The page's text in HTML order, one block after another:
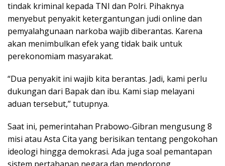
tindak kriminal kepada TNI dan Polri. Pihaknya
menyebut penyakit ketergantungan judi online dan
pemyalahgunaan narkoba wajib diberantas. Karena
akan menimbulkan efek yang tidak baik untuk
perekonomiam masyarakat.
“Dua penyakit ini wajib kita berantas. Jadi, kami perlu
dukungan dari Bapak dan ibu. Kami siap melayani
aduan tersebut,” tutupnya.
Saat ini, pemerintahan Prabowo-Gibran mengusung 8
misi atau Asta Cita yang berisikan tentang pengokohan
ideologi hingga demokrasi. Ada juga soal pemantapan